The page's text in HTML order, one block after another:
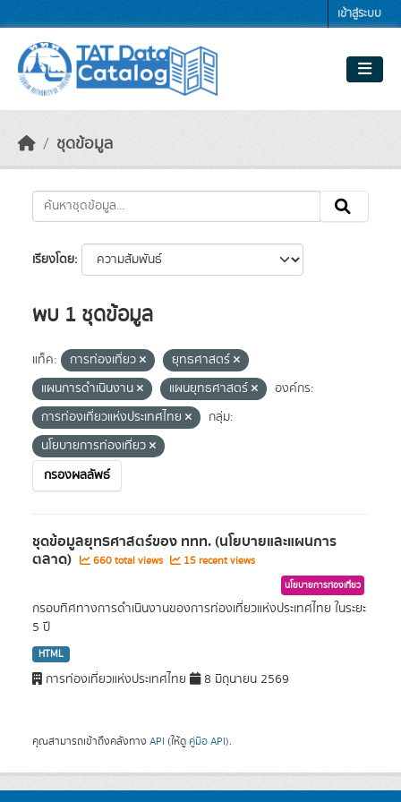
เข้าสู่ระบบ
ชุดข้อมูล
เรียงโดย
พบ 1 ชุดข้อมูล
แท็ค: การท่องเที่ยว
ยุทธศาสตร์
แผนการดำเนินงาน
แผนยุทธศาสตร์
องค์กร:
การท่องเที่ยวแห่งประเทศไทย
กลุ่ม:
นโยบายการท่องเที่ยว
กรองผลลัพธ์
ชุดข้อมูลยุทธศาสตร์ของ ททท. (นโยบายและแผนการ
ตลาด) 660 total views 15 recent views
นโยบายการท่องเที่ยว
กรอบทิศทางการดำเนินงานของการท่องเที่ยวแห่งประเทศไทย ในระยะ
5 ปี
HTML
การท่องเที่ยวแห่งประเทศไทย 8 มิถุนายน 2569
คุณสามารถเข้าถึงคลังทาง API (ให้ดู คู่มือ API).